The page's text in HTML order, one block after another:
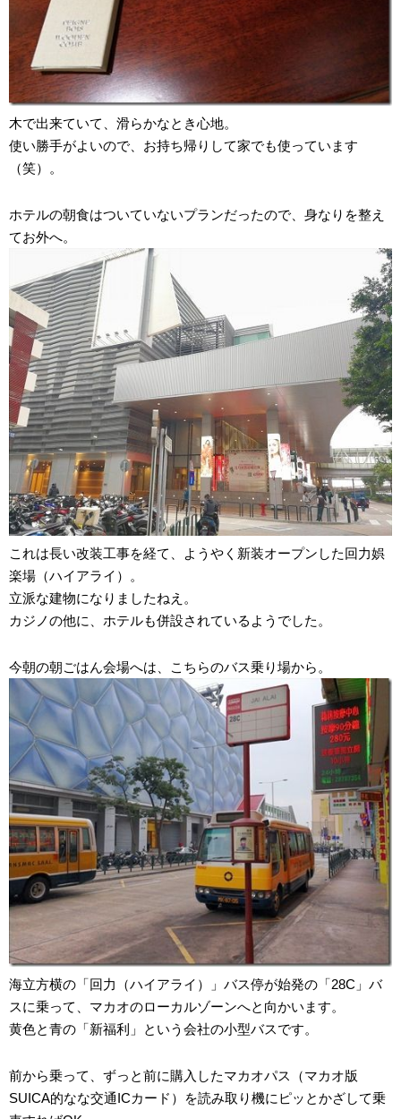
木で出来ていて、滑らかなとき心地。
使い勝手がよいので、お持ち帰りして家でも使っています
（笑）。
ホテルの朝食はついていないプランだったので、身なりを整え
てお外へ。
これは長い改装工事を経て、ようやく新装オープンした回力娯
楽場（ハイアライ）。
立派な建物になりましたねえ。
カジノの他に、ホテルも併設されているようでした。
今朝の朝ごはん会場へは、こちらのバス乗り場から。
海立方横の「回力（ハイアライ）」バス停が始発の「28C」バ
スに乗って、マカオのローカルゾーンへと向かいます。
黄色と青の「新福利」という会社の小型バスです。
前から乗って、ずっと前に購入したマカオパス（マカオ版
SUICA的なな交通ICカード）を読み取り機にピッとかざして乗